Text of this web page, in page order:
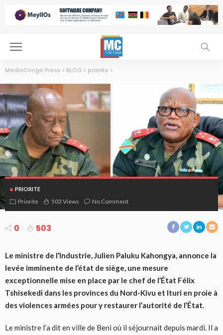
MediaCongo Press > BLOG > priorite >
PRIORITE
Priorite 503 Views No Comment
0 503
Le ministre de l’Industrie, Julien Paluku Kahongya, annonce la
levée imminente de l’état de siège, une mesure
exceptionnelle mise en place par le chef de l’État Félix
Tshisekedi dans les provinces du Nord-Kivu et Ituri en proie à
des violences armées pour y restaurer l’autorité de l’État.
Le ministre l’a dit en ville de Beni où il séjournait depuis mardi. Il a